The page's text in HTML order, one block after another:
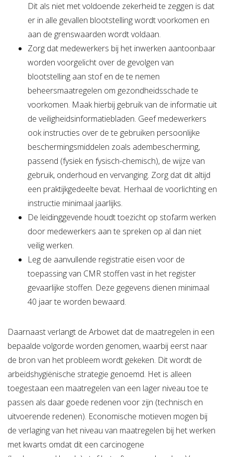
Dit als niet met voldoende zekerheid te zeggen is dat
er in alle gevallen blootstelling wordt voorkomen en
aan de grenswaarden wordt voldaan.
Zorg dat medewerkers bij het inwerken aantoonbaar
worden voorgelicht over de gevolgen van
blootstelling aan stof en de te nemen
beheersmaatregelen om gezondheidsschade te
voorkomen. Maak hierbij gebruik van de informatie uit
de veiligheidsinformatiebladen. Geef medewerkers
ook instructies over de te gebruiken persoonlijke
beschermingsmiddelen zoals adembescherming,
passend (fysiek en fysisch-chemisch), de wijze van
gebruik, onderhoud en vervanging. Zorg dat dit altijd
een praktijkgedeelte bevat. Herhaal de voorlichting en
instructie minimaal jaarlijks.
De leidinggevende houdt toezicht op stofarm werken
door medewerkers aan te spreken op al dan niet
veilig werken.
Leg de aanvullende registratie eisen voor de
toepassing van CMR stoffen vast in het register
gevaarlijke stoffen. Deze gegevens dienen minimaal
40 jaar te worden bewaard.
Daarnaast verlangt de Arbowet dat de maatregelen in een
bepaalde volgorde worden genomen, waarbij eerst naar
de bron van het probleem wordt gekeken. Dit wordt de
arbeidshygiënische strategie genoemd. Het is alleen
toegestaan een maatregelen van een lager niveau toe te
passen als daar goede redenen voor zijn (technisch en
uitvoerende redenen). Economische motieven mogen bij
de verlaging van het niveau van maatregelen bij het werken
met kwarts omdat dit een carcinogene